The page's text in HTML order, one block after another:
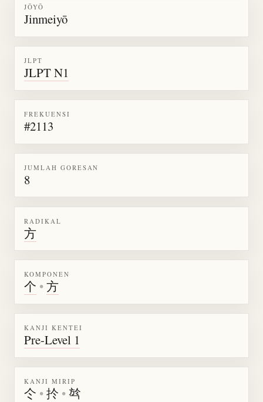
JŌYŌ
Jinmeiyō
JLPT
JLPT N1
FREKUENSI
#2113
JUMLAH GORESAN
8
RADIKAL
方
KOMPONEN
个 •方
KANJI KENTEI
Pre-Level 1
KANJI MIRIP
仒 •扵 • 㫇